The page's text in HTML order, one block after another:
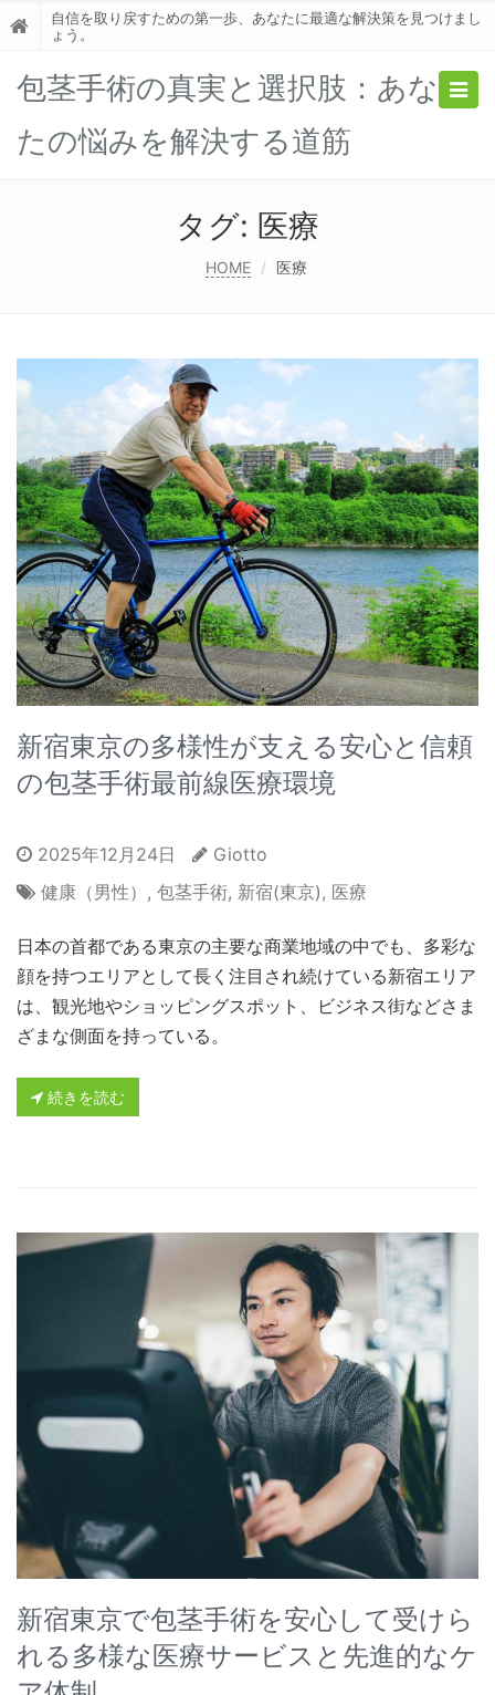
自信を取り戻すための第一歩、あなたに最適な解決策を見つけまし
ょう。
包茎手術の真実と選択肢：あな
たの悩みを解決する道筋
タグ: 医療
HOME 医療
新宿東京の多様性が支える安心と信頼
の包茎手術最前線医療環境
2025年12月24日
Giotto
健康（男性） , 包茎手術, 新宿(東京) , 医療
日本の首都である東京の主要な商業地域の中でも、多彩な
顔を持つエリアとして長く注目され続けている新宿エリア
は、観光地やショッピングスポット、ビジネス街などさま
ざまな側面を持っている。
続きを読む
新宿東京で包茎手術を安心して受けら
れる多様な医療サービスと先進的なケ